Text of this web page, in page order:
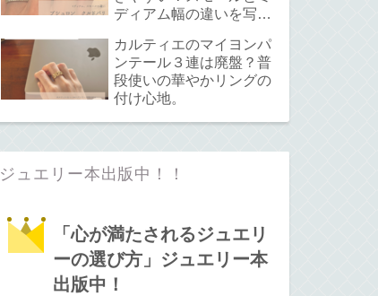
ディアム幅の違いを写真
カルティエのマイヨンパ
ンテール３連は廃盤？普
段使いの華やかリングの
付け心地。
ジュエリー本出版中！！
「心が満たされるジュエリ
ーの選び方」ジュエリー本
出版中！